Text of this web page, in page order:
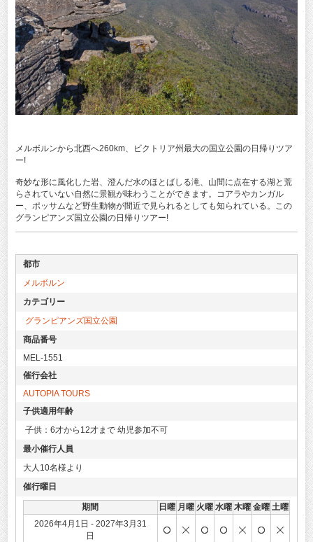
メルボルンから北西へ260km、ビクトリア州最大の国立公園の日帰りツア
ー!
奇妙な形に風化した岩、澄んだ水のほとばしる滝、山間に点在する湖と荒
らされていない自然に景観が味わうことができます。コアラやカンガル
ー、ポッサムなど野生動物が間近で見られるとしても知られている。この
グランピアンズ国立公園の日帰りツアー!
都市
メルボルン
カテゴリー
グランピアンズ国立公園
商品番号
MEL-1551
催行会社
AUTOPIA TOURS
子供適用年齢
子供：6才から12才まで 幼児参加不可
最小催行人員
大人10名様より
催行曜日
期間 日曜 月曜 火曜 水曜 木曜 金曜 土曜
2026年4月1日 - 2027年3月31
日